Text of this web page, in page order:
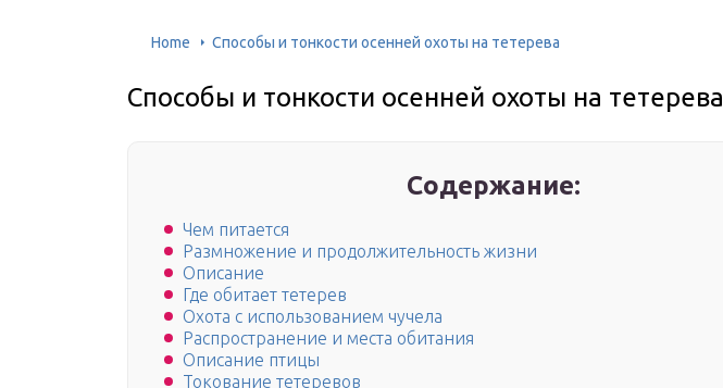
Home Способы и тонкости осенней охоты на тетерева
Способы и тонкости осенней охоты на тетерева
Содержание:
Чем питается
Размножение и продолжительность жизни
Описание
Где обитает тетерев
Охота с использованием чучела
Распространение и места обитания
Описание птицы
Токование тетеревов